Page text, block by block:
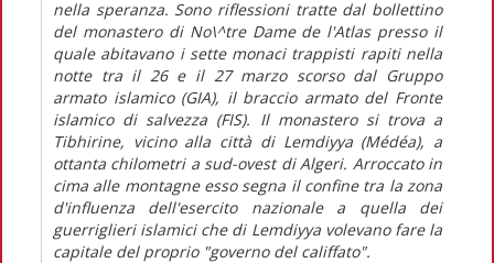
nella speranza. Sono riflessioni tratte dal bollettino
del monastero di No\^tre Dame de l'Atlas presso il
quale abitavano i sette monaci trappisti rapiti nella
notte tra il 26 e il 27 marzo scorso dal Gruppo
armato islamico (GIA), il braccio armato del Fronte
islamico di salvezza (FIS). Il monastero si trova a
Tibhirine, vicino alla città di Lemdiyya (Médéa), a
ottanta chilometri a sud-ovest di Algeri. Arroccato in
cima alle montagne esso segna il confine tra la zona
d'influenza dell'esercito nazionale a quella dei
guerriglieri islamici che di Lemdiyya volevano fare la
capitale del proprio "governo del califfato".